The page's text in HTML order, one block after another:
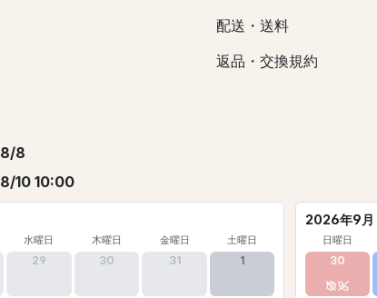
配送・送料
返品・交換規約
8/8
8/10 10:00
水曜日 木曜日 金曜日 土曜日
29 30 31 1
2026年9月
日曜日
30